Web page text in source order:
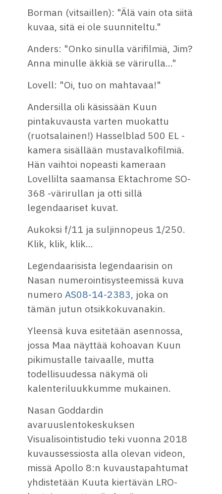
Borman (vitsaillen): "Älä vain ota siitä
kuvaa, sitä ei ole suunniteltu."
Anders: "Onko sinulla värifilmiä, Jim?
Anna minulle äkkiä se värirulla..."
Lovell: "Oi, tuo on mahtavaa!"
Andersilla oli käsissään Kuun
pintakuvausta varten muokattu
(ruotsalainen!) Hasselblad 500 EL -
kamera sisällään mustavalkofilmiä.
Hän vaihtoi nopeasti kameraan
Lovellilta saamansa Ektachrome SO-
368 -värirullan ja otti sillä
legendaariset kuvat.
Aukoksi f/11 ja suljinnopeus 1/250.
Klik, klik, klik...
Legendaarisista legendaarisin on
Nasan numerointisysteemissä kuva
numero AS08-14-2383, joka on
tämän jutun otsikkokuvanakin.
Yleensä kuva esitetään asennossa,
jossa Maa näyttää kohoavan Kuun
pikimustalle taivaalle, mutta
todellisuudessa näkymä oli
kalenteriluukkumme mukainen.
Nasan Goddardin
avaruuslentokeskuksen
Visualisointistudio teki vuonna 2018
kuvaussessiosta alla olevan videon,
missä Apollo 8:n kuvaustapahtumat
yhdistetään Kuuta kiertävän LRO-